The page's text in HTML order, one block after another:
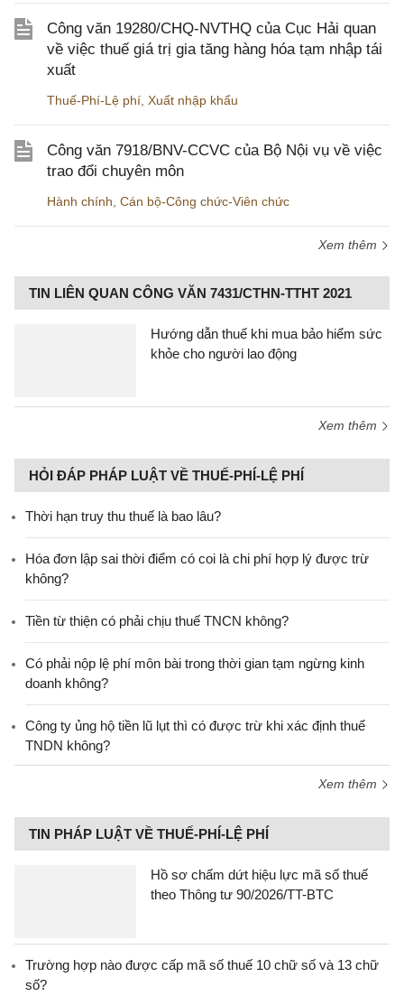
Công văn 19280/CHQ-NVTHQ của Cục Hải quan
về việc thuế giá trị gia tăng hàng hóa tạm nhập tái
xuất
Thuế-Phí-Lệ phí Xuất nhập khẩu
Công văn 7918/BNV-CCVC của Bộ Nội vụ về việc
trao đổi chuyên môn
Hành chính Cán bộ-Công chức-Viên chức
Xem thêm
TIN LIÊN QUAN CÔNG VĂN 7431/CTHN-TTHT 2021
Hướng dẫn thuế khi mua bảo hiểm sức
khỏe cho người lao động
Xem thêm
HỎI ĐÁP PHÁP LUẬT VỀ THUẾ-PHÍ-LỆ PHÍ
Thời hạn truy thu thuế là bao lâu?
Hóa đơn lập sai thời điểm có coi là chi phí hợp lý được trừ
không?
Tiền từ thiện có phải chịu thuế TNCN không?
Có phải nộp lệ phí môn bài trong thời gian tạm ngừng kinh
doanh không?
Công ty ủng hộ tiền lũ lụt thì có được trừ khi xác định thuế
TNDN không?
Xem thêm
TIN PHÁP LUẬT VỀ THUẾ-PHÍ-LỆ PHÍ
Hồ sơ chấm dứt hiệu lực mã số thuế
theo Thông tư 90/2026/TT-BTC
Trường hợp nào được cấp mã số thuế 10 chữ số và 13 chữ
số?